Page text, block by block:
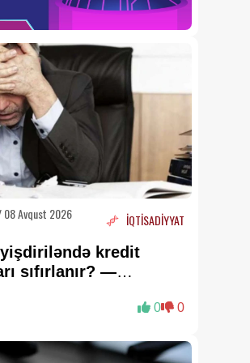
-
var
xalqını
maraq
təmiri
08 Avqust 2026 İQTİSADİYYAT
kredit
sıfırlanır? —
0 0